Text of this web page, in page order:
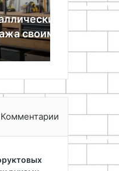
мастер-
класс
05.08.2026
руками:
Комментарии